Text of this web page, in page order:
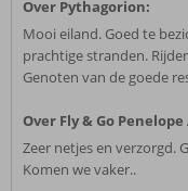
Over Pythagorion:
Mooi eiland. Goed te
prachtige stranden.
Genoten van de goede
Over Fly & Go
Zeer netjes en verzorgd.
Komen we vaker..